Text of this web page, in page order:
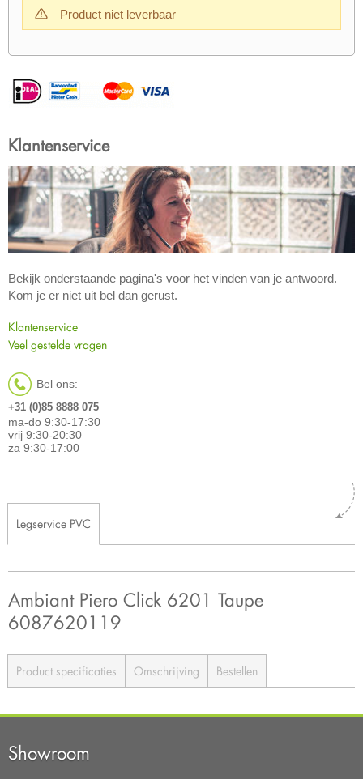
Product niet leverbaar
Klantenservice
Bekijk onderstaande pagina's voor het vinden van je antwoord.
Kom je er niet uit bel dan gerust.
Klantenservice
Veel gestelde vragen
Bel ons:
+31 (0)85 8888 075
ma-do 9:30-17:30
vrij 9:30-20:30
za 9:30-17:00
Legservice PVC
Ambiant Piero Click 6201 Taupe
6087620119
Product specificaties Omschrijving Bestellen
Showroom